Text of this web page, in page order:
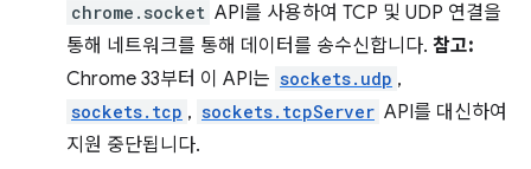
chrome.socket API를 사용하여 TCP 및 UDP 연결을
통해 네트워크를 통해 데이터를 송수신합니다. 참고:
Chrome 33부터 이 API는 sockets.udp ,
sockets.tcp , sockets.tcpServer API를 대신하여
지원 중단됩니다.